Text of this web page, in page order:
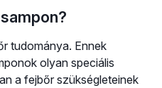
tudománya. Ennek
olyan speciális
a fejbőr szükségleteinek